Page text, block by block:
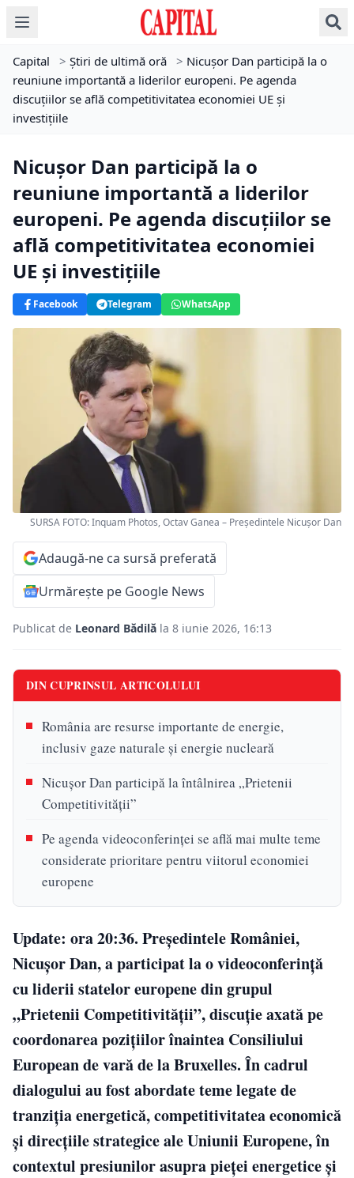
Capital > Știri de ultimă oră > Nicușor Dan participă la o
reuniune importantă a liderilor europeni. Pe agenda
discuțiilor se află competitivitatea economiei UE și
investițiile
Nicușor Dan participă la o
reuniune importantă a liderilor
europeni. Pe agenda discuțiilor se
află competitivitatea economiei
UE și investițiile
Facebook Telegram WhatsApp
SURSA FOTO: Inquam Photos, Octav Ganea – Președintele Nicușor Dan
Adaugă-ne ca sursă preferată
Urmărește pe Google News
Publicat de Leonard Bădilă la 8 iunie 2026, 16:13
DIN CUPRINSUL ARTICOLULUI
România are resurse importante de energie,
inclusiv gaze naturale și energie nucleară
Nicușor Dan participă la întâlnirea „Prietenii
Competitivității”
Pe agenda videoconferinței se află mai multe teme
considerate prioritare pentru viitorul economiei
europene
Update: ora 20:36. Președintele României,
Nicușor Dan, a participat la o videoconferință
cu liderii statelor europene din grupul
„Prietenii Competitivității”, discuție axată pe
coordonarea pozițiilor înaintea Consiliului
European de vară de la Bruxelles. În cadrul
dialogului au fost abordate teme legate de
tranziția energetică, competitivitatea economică
și direcțiile strategice ale Uniunii Europene, în
contextul presiunilor asupra pieței energetice și